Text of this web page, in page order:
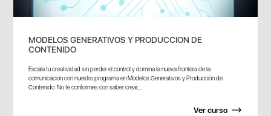
MODELOS GENERATIVOS Y PRODUCCION DE
CONTENIDO
Escala tu creatividad sin perder el control y domina la nueva frontera de la
comunicación con nuestro programa en Modelos Generativos y Producción de
Contenido. No te conformes con saber crear,...
Ver curso